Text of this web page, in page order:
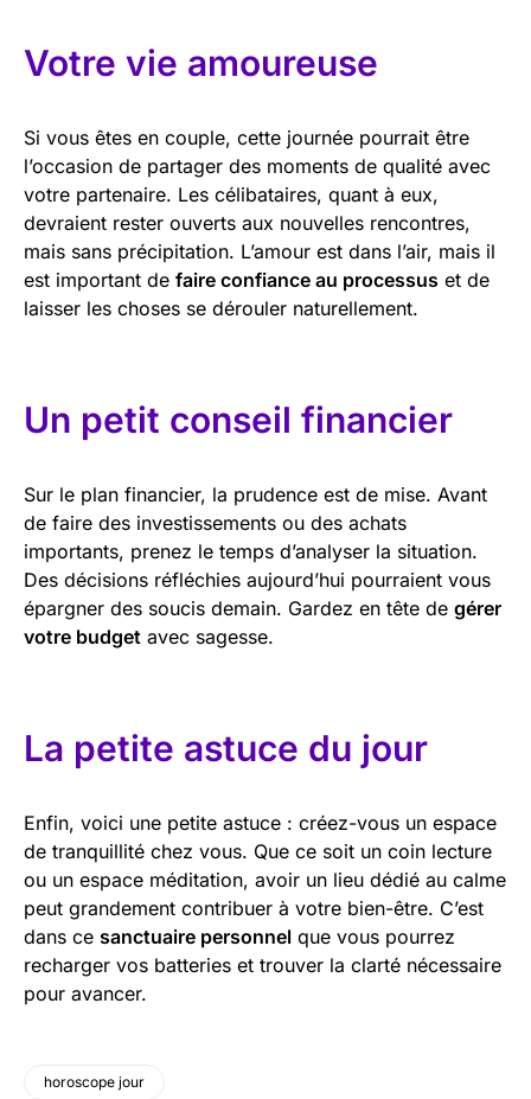
Votre vie amoureuse
Si vous êtes en couple, cette journée pourrait être
l’occasion de partager des moments de qualité avec
votre partenaire. Les célibataires, quant à eux,
devraient rester ouverts aux nouvelles rencontres,
mais sans précipitation. L’amour est dans l’air, mais il
est important de faire confiance au processus et de
laisser les choses se dérouler naturellement.
Un petit conseil financier
Sur le plan financier, la prudence est de mise. Avant
de faire des investissements ou des achats
importants, prenez le temps d’analyser la situation.
Des décisions réfléchies aujourd’hui pourraient vous
épargner des soucis demain. Gardez en tête de gérer
votre budget avec sagesse.
La petite astuce du jour
Enfin, voici une petite astuce : créez-vous un espace
de tranquillité chez vous. Que ce soit un coin lecture
ou un espace méditation, avoir un lieu dédié au calme
peut grandement contribuer à votre bien-être. C’est
dans ce sanctuaire personnel que vous pourrez
recharger vos batteries et trouver la clarté nécessaire
pour avancer.
horoscope jour